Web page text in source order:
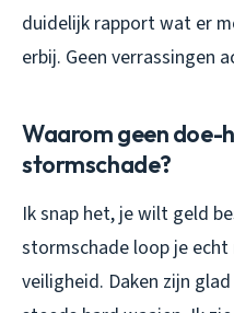
duidelijk rapport wat er
erbij. Geen verrassingen
Waarom geen doe-
stormschade?
Ik snap het, je wilt geld
stormschade loop je echt
veiligheid. Daken zijn